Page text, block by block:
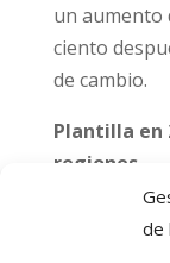
de
un aumento
ciento
de cambio.
Plantilla en
regiones